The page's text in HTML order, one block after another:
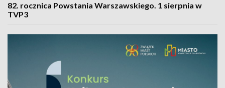
82. rocznica Powstania Warszawskiego. 1 sierpnia w
TVP3